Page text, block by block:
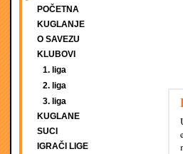
POČETNA
KUGLANJE
O SAVEZU
KLUBOVI
1. liga
2. liga
3. liga
KUGLANE
SUCI
IGRAČI LIGE